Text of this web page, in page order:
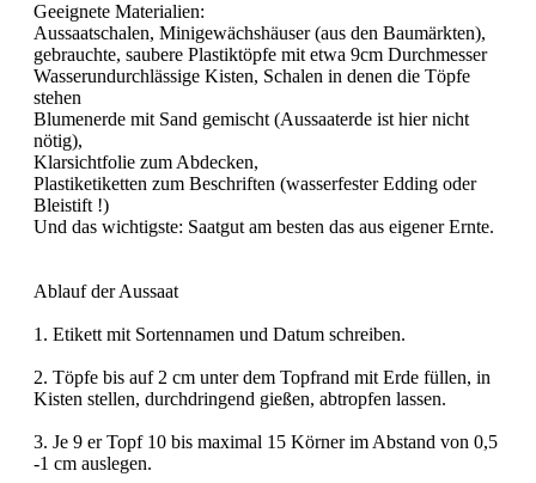
Geeignete Materialien:
Aussaatschalen, Minigewächshäuser (aus den Baumärkten),
gebrauchte, saubere Plastiktöpfe mit etwa 9cm Durchmesser
Wasserundurchlässige Kisten, Schalen in denen die Töpfe
stehen
Blumenerde mit Sand gemischt (Aussaaterde ist hier nicht
nötig),
Klarsichtfolie zum Abdecken,
Plastiketiketten zum Beschriften (wasserfester Edding oder
Bleistift !)
Und das wichtigste: Saatgut am besten das aus eigener Ernte.
Ablauf der Aussaat
1. Etikett mit Sortennamen und Datum schreiben.
2. Töpfe bis auf 2 cm unter dem Topfrand mit Erde füllen, in
Kisten stellen, durchdringend gießen, abtropfen lassen.
3. Je 9 er Topf 10 bis maximal 15 Körner im Abstand von 0,5
-1 cm auslegen.